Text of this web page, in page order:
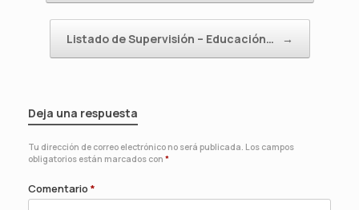
Listado de Supervisión – Educación… →
Deja una respuesta
Tu dirección de correo electrónico no será publicada. Los campos
obligatorios están marcados con *
Comentario *